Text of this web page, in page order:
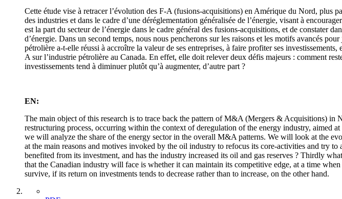
Cette étude vise à retracer l’évolution des F-A (fusions-acquisitions) en Amérique du Nord, plus
des industries et dans le cadre d’une déréglementation généralisée de l’énergie, visant à
est la part du secteur de l’énergie dans le cadre général des fusions-acquisitions, et de constater
d’énergie. Dans un second temps, nous nous pencherons sur les raisons et les motifs avancés
pétrolière a-t-elle réussi à accroître la valeur de ses entreprises, à faire profiter ses
A sur l’industrie pétrolière au Canada. En effet, elle doit relever deux défis majeurs : comment
investissements tend à diminuer plutôt qu’à augmenter, d’autre part ?
EN:
The main object of this research is to trace back the pattern of M&A (Mergers & Acquisitions) in
restructuring process, occurring within the context of deregulation of the energy industry, aimed
we will analyze the share of the energy sector in the overall M&A patterns. We will look at the
at the main reasons and motives invoked by the oil industry to refocus its core-activities and try
benefited from its investment, and has the industry increased its oil and gas reserves ? Thirdly
that the Canadian industry will face is whether it can maintain its competitive edge, at a time
survive, if its return on investments tends to decrease rather than to increase, on the other hand.